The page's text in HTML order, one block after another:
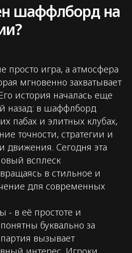
шаффлборд на
просто игра, а атмосфера
мгновенно захватывает
история началась еще
назад: в шаффлборд
пабах и элитных клубах,
точности, стратегии и
движения. Сегодня эта
всплеск
в стильное и
для современных
- в её простоте и
буквально за
вызывает